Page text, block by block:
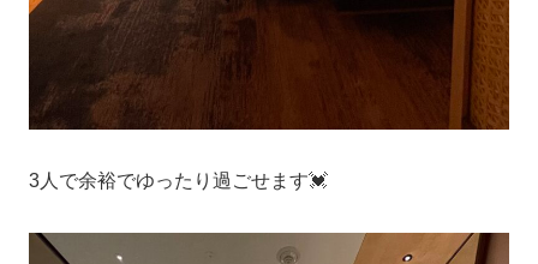
3人で余裕でゆったり過ごせます💓